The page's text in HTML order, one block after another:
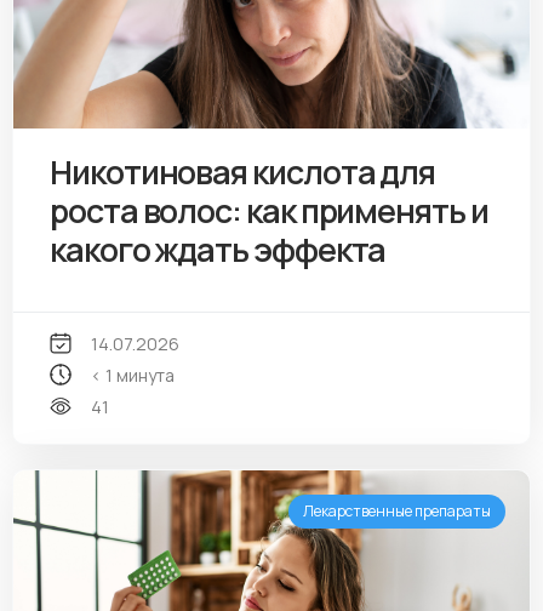
Никотиновая кислота для
роста волос: как применять и
какого ждать эффекта
14.07.2026
< 1 минута
41
Лекарственные препараты